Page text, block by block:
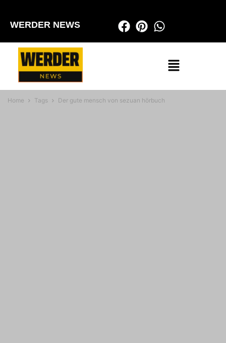
WERDER NEWS
Home Tags Der gute mensch von sezuan hörbuch